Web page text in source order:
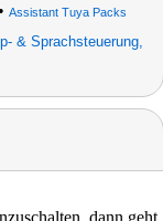
Assistant Tuya Packs
& Sprachsteuerung,
dann geht